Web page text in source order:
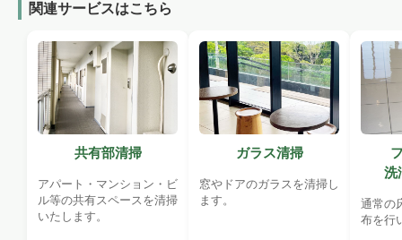
関連サービスはこちら
共有部清掃
アパート・マンション・ビ
ル等の共有スペースを清掃
いたします。
ガラス清掃
窓やドアのガラスを清掃し
ます。
洗
通常の
布を行